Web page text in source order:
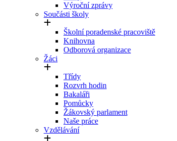
Výroční zprávy
Součásti školy
Školní poradenské pracoviště
Knihovna
Odborová organizace
Žáci
Třídy
Rozvrh hodin
Bakaláři
Pomůcky
Žákovský parlament
Naše práce
Vzdělávání